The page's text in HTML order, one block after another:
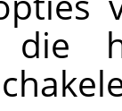
die